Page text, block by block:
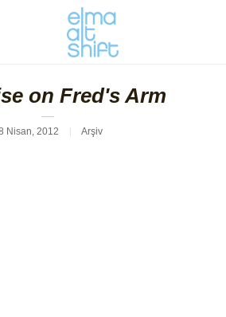
on Fred's Arm
Nisan, 2012 Arşiv